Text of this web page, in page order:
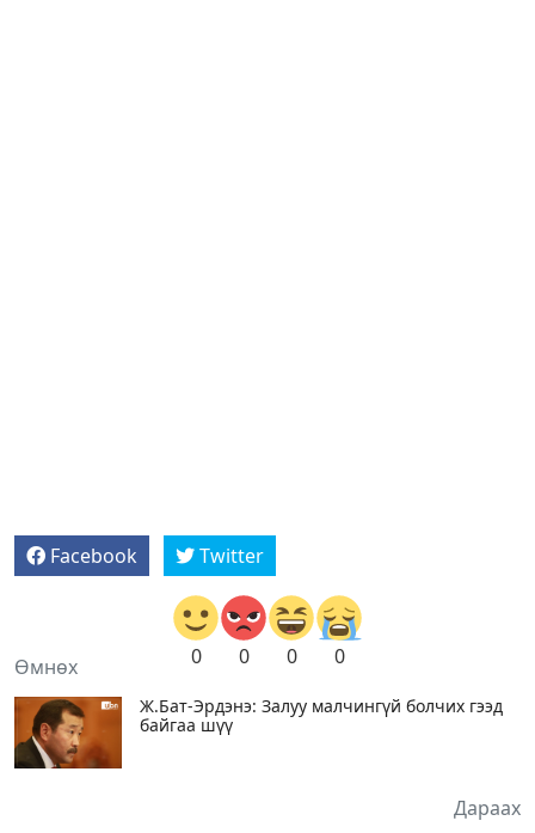
Facebook Twitter
0 0 0 0
Өмнөх
Ж.Бат-Эрдэнэ: Залуу малчингүй болчих гээд
байгаа шүү
Дараах